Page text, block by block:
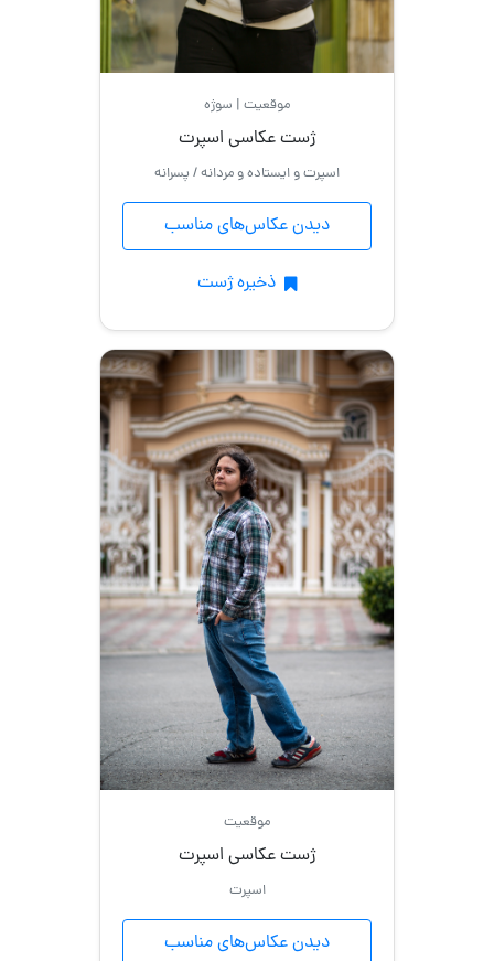
موقعیت | سوژه
ژست عکاسی اسپرت
اسپرت و ایستاده و مردانه / پسرانه
دیدن عکاس‌های مناسب
ذخیره ژست
موقعیت
ژست عکاسی اسپرت
اسپرت
دیدن عکاس‌های مناسب